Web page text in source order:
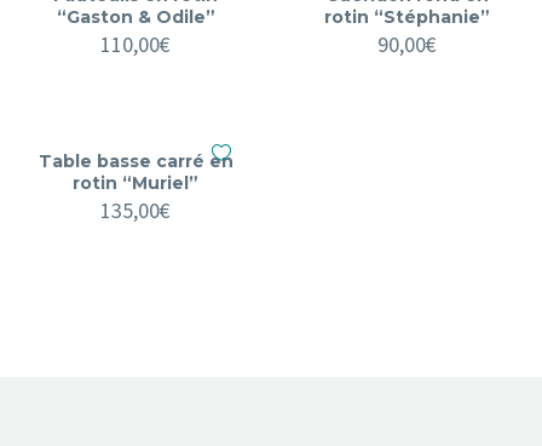
“Gaston & Odile”
110,00€
rotin “Stéphanie”
90,00€
Table basse carré en
rotin “Muriel”
135,00€